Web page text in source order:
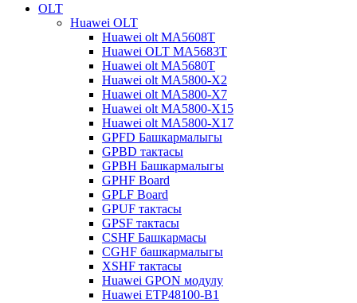
OLT
Huawei OLT
Huawei olt MA5608T
Huawei OLT MA5683T
Huawei olt MA5680T
Huawei olt MA5800-X2
Huawei olt MA5800-X7
Huawei olt MA5800-X15
Huawei olt MA5800-X17
GPFD Башкармалыгы
GPBD тактасы
GPBH Башкармалыгы
GPHF Board
GPLF Board
GPUF тактасы
GPSF тактасы
CSHF Башкармасы
CGHF башкармалыгы
XSHF тактасы
Huawei GPON модулу
Huawei ETP48100-B1